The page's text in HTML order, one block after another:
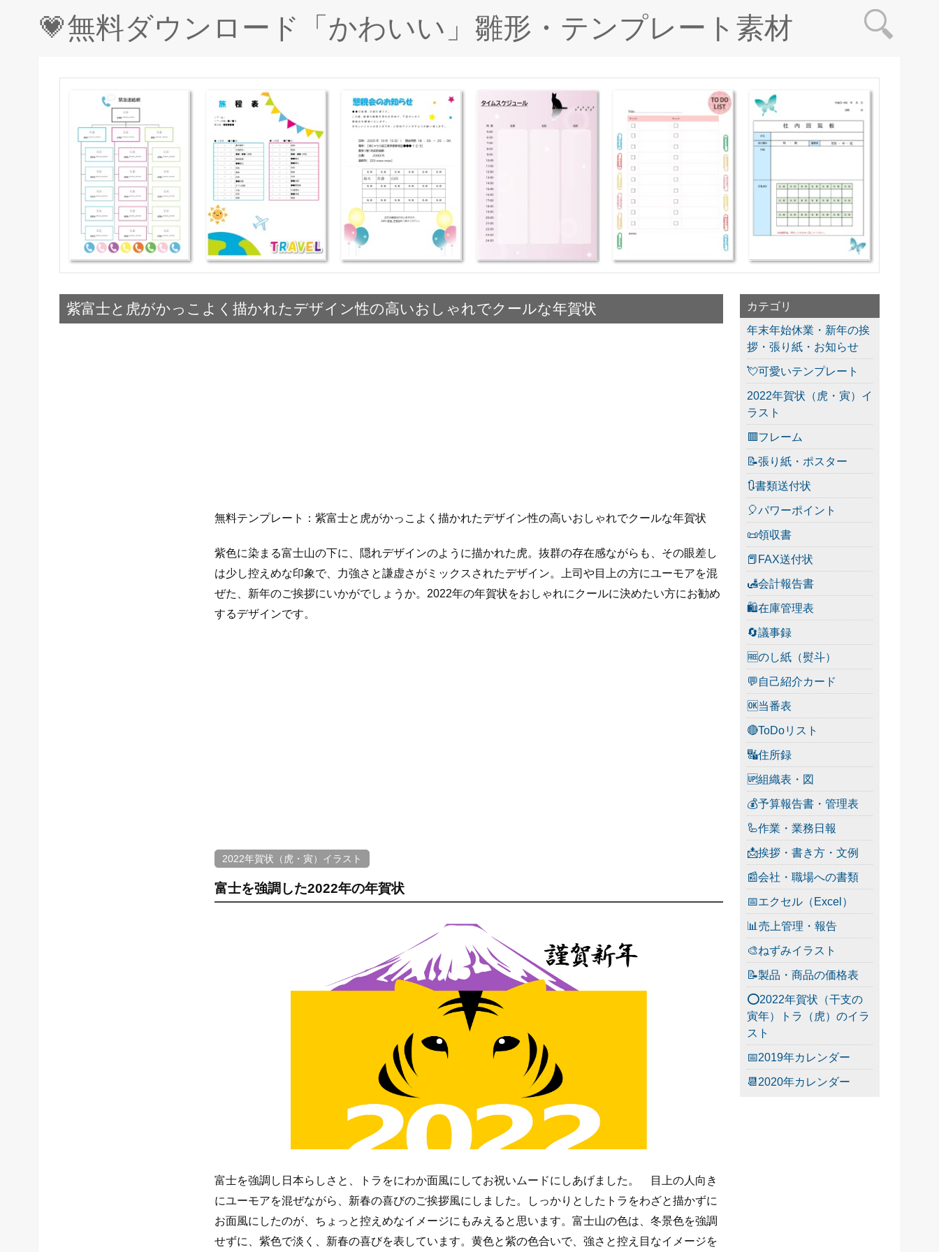
💗無料ダウンロード「かわいい」雛形・テンプレート素材
紫富士と虎がかっこよく描かれたデザイン性の高いおしゃれでクールな年賀状
無料テンプレート：紫富士と虎がかっこよく描かれたデザイン性の高いおしゃれでクールな年賀状
紫色に染まる富士山の下に、隠れデザインのように描かれた虎。抜群の存在感ながらも、その眼差し
は少し控えめな印象で、力強さと謙虚さがミックスされたデザイン。上司や目上の方にユーモアを混
ぜた、新年のご挨拶にいかがでしょうか。2022年の年賀状をおしゃれにクールに決めたい方にお勧め
するデザインです。
2022年賀状（虎・寅）イラスト
富士を強調した2022年の年賀状
富士を強調し日本らしさと、トラをにわか面風にしてお祝いムードにしあげました。 目上の人向き
にユーモアを混ぜながら、新春の喜びのご挨拶風にしました。しっかりとしたトラをわざと描かずに
お面風にしたのが、ちょっと控えめなイメージにもみえると思います。富士山の色は、冬景色を強調
せずに、紫色で淡く、新春の喜びを表しています。黄色と紫の色合いで、強さと控え目なイメージを
カテゴリ
年末年始休業・新年の挨
拶・張り紙・お知らせ
💘可愛いテンプレート
2022年賀状（虎・寅）イ
ラスト
🟥フレーム
📝張り紙・ポスター
🔃書類送付状
🎈パワーポイント
📜領収書
📕FAX送付状
🛃会計報告書
🛍在庫管理表
🔄議事録
🆓のし紙（熨斗）
💬自己紹介カード
🆗当番表
🔴ToDoリスト
🔣住所録
🆙組織表・図
💰予算報告書・管理表
🦾作業・業務日報
📩挨拶・書き方・文例
📰会社・職場への書類
📅エクセル（Excel）
📊売上管理・報告
🎨ねずみイラスト
📝製品・商品の価格表
⭕2022年賀状（干支の
寅年）トラ（虎）のイラ
スト
📅2019年カレンダー
📆2020年カレンダー